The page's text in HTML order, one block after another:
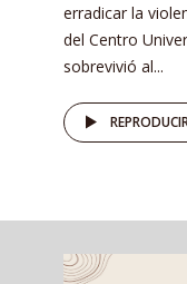
erradicar la
del Centro
sobrevivió al...